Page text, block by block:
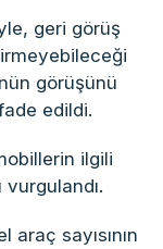
geri görüş
görüşünü
edildi.
ilgili
vurgulandı.
sayısının